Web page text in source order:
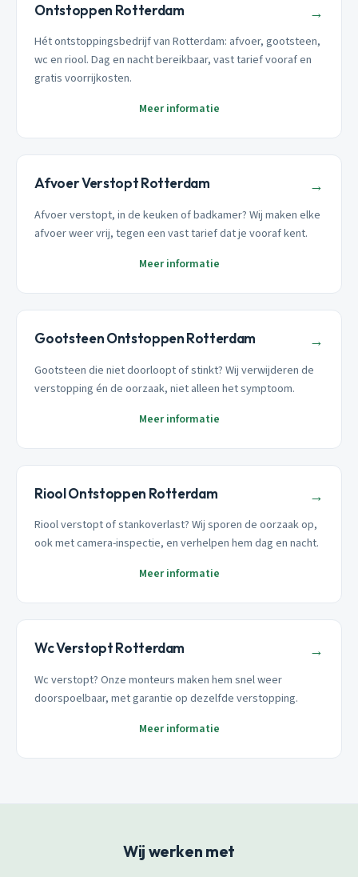
Ontstoppen Rotterdam →
Hét ontstoppingsbedrijf van Rotterdam: afvoer, gootsteen,
wc en riool. Dag en nacht bereikbaar, vast tarief vooraf en
gratis voorrijkosten.
Meer informatie
Afvoer Verstopt Rotterdam →
Afvoer verstopt, in de keuken of badkamer? Wij maken elke
afvoer weer vrij, tegen een vast tarief dat je vooraf kent.
Meer informatie
Gootsteen Ontstoppen Rotterdam →
Gootsteen die niet doorloopt of stinkt? Wij verwijderen de
verstopping én de oorzaak, niet alleen het symptoom.
Meer informatie
Riool Ontstoppen Rotterdam →
Riool verstopt of stankoverlast? Wij sporen de oorzaak op,
ook met camera-inspectie, en verhelpen hem dag en nacht.
Meer informatie
Wc Verstopt Rotterdam →
Wc verstopt? Onze monteurs maken hem snel weer
doorspoelbaar, met garantie op dezelfde verstopping.
Meer informatie
Wij werken met